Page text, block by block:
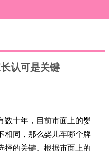
认可是关键
数十年，目前市面上的婴
相同，那么婴儿车哪个牌
择的关键。根据市面上的